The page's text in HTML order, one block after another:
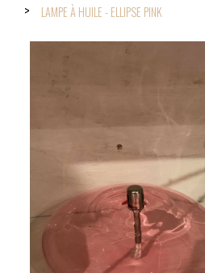
LAMPE À HUILE - ELLIPSE PINK